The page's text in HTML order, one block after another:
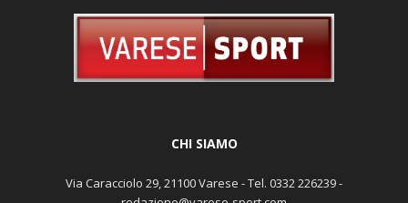
CHI SIAMO
Via Caracciolo 29, 21100 Varese - Tel. 0332 226239 -